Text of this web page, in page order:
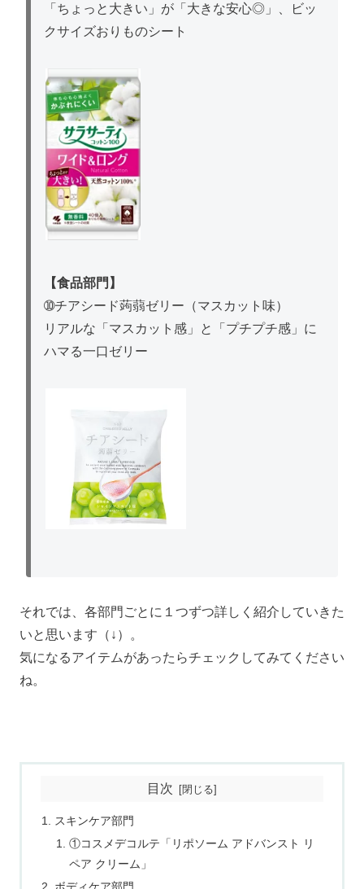
「ちょっと大きい」が「大きな安心◎」、ビッ
クサイズおりものシート
【食品部門】
➉チアシード蒟蒻ゼリー（マスカット味）
リアルな「マスカット感」と「プチプチ感」に
ハマる一口ゼリー
それでは、各部門ごとに１つずつ詳しく紹介していきた
いと思います（↓）。
気になるアイテムがあったらチェックしてみてください
ね。
目次
スキンケア部門
①コスメデコルテ「リポソーム アドバンスト リ
ペア クリーム」